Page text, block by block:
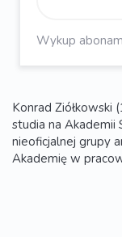
Wykup
Konrad Ziółkowski
studia na Akademii
nieoficjalnej grupy
Akademię w